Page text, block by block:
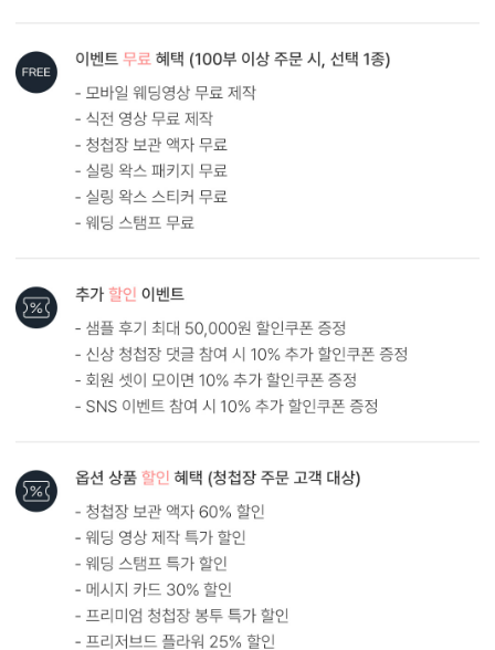
기본 인쇄 내용(인사말, 약도 등)이 컬러 인쇄로 표현됩니다.